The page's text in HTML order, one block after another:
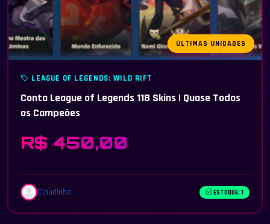
ÚLTIMAS UNIDADES
LEAGUE OF LEGENDS: WILD RIFT
Conta League of Legends 118 Skins | Quase Todos
os Campeões
R$ 450,00
Claudinho ESTOQUE: 1